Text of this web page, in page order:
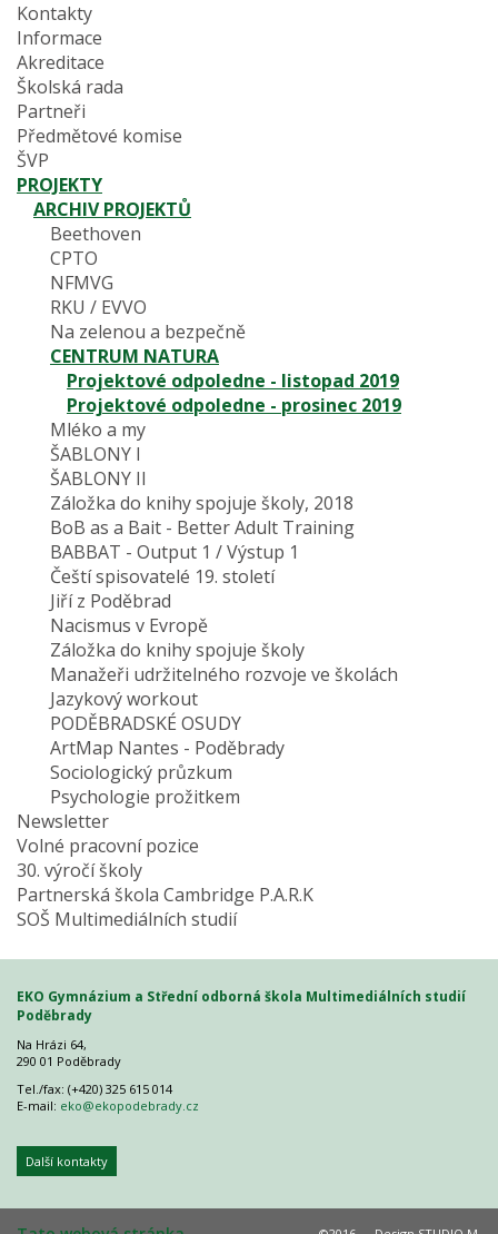
Kontakty
Informace
Akreditace
Školská rada
Partneři
Předmětové komise
ŠVP
PROJEKTY
ARCHIV PROJEKTŮ
Beethoven
CPTO
NFMVG
RKU / EVVO
Na zelenou a bezpečně
CENTRUM NATURA
Projektové odpoledne - listopad 2019
Projektové odpoledne - prosinec 2019
Mléko a my
ŠABLONY I
ŠABLONY II
Záložka do knihy spojuje školy, 2018
BoB as a Bait - Better Adult Training
BABBAT - Output 1 / Výstup 1
Čeští spisovatelé 19. století
Jiří z Poděbrad
Nacismus v Evropě
Záložka do knihy spojuje školy
Manažeři udržitelného rozvoje ve školách
Jazykový workout
PODĚBRADSKÉ OSUDY
ArtMap Nantes - Poděbrady
Sociologický průzkum
Psychologie prožitkem
Newsletter
Volné pracovní pozice
30. výročí školy
Partnerská škola Cambridge P.A.R.K
SOŠ Multimediálních studií
EKO Gymnázium a Střední odborná škola Multimediálních studií
Poděbrady
Na Hrázi 64,
290 01 Poděbrady
Tel./fax: (+420) 325 615 014
E-mail: eko@ekopodebrady.cz
Další kontakty